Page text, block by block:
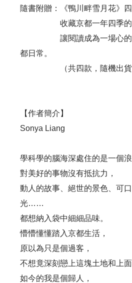
隨書附贈：《鴨川畔雪月花》
收藏京都一年四季的
讓閱讀成為一場心的旅
都日常。
（共四款，隨機出貨
【作者簡介】
Sonya Liang
學科學的腦海深處住的是一個浪
對美好的事物沒有抵抗力，
動人的故事、絕世的景色、可
光……
都想納入袋中細細品味。
懵懵懂懂踏入京都生活，
原以為只是個過客，
不想竟深刻戀上這塊土地和上面
如今的我是個歸人，